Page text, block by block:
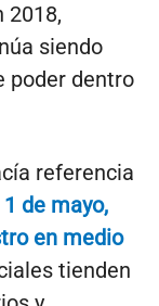
2018,
siendo
poder dentro
referencia
de mayo,
en medio
tienden